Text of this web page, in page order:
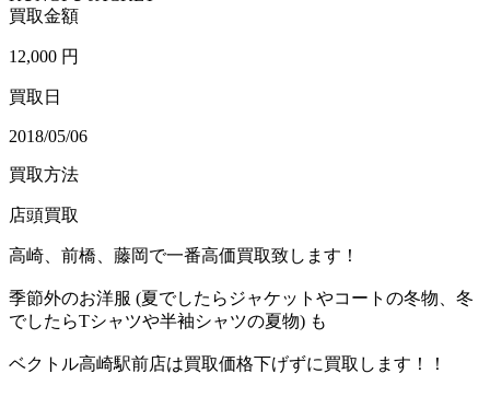
買取金額
12,000 円
買取日
2018/05/06
買取方法
店頭買取
高崎、前橋、藤岡で一番高価買取致します！
季節外のお洋服 (夏でしたらジャケットやコートの冬物、冬
でしたらTシャツや半袖シャツの夏物) も
ベクトル高崎駅前店は買取価格下げずに買取します！！